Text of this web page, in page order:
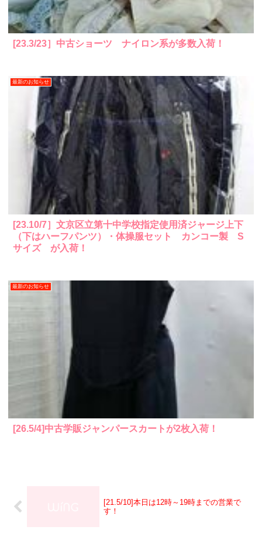
[23.3/23］中古ショーツ ナイロン系が多数入荷！
最新のお知らせ
[23.10/7］文京区立第十中学校指定使用済ジャージ上下
（下はハーフパンツ）・体操服セット カンコー製 S
サイズ が入荷！
最新のお知らせ
[26.5/4]中古学販ジャンパースカートが2枚入荷！
[21.5/10]本日は12時～19時までの営業で
す！